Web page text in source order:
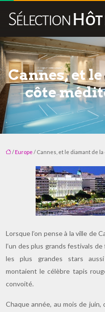
Cannes, et
côte
/ Europe / Cannes, et le diamant de
Lorsque l’on pense à la ville de
l’un des plus grands festivals
les plus grandes stars
montaient le célèbre tapis
convoité.
Chaque année, au mois de